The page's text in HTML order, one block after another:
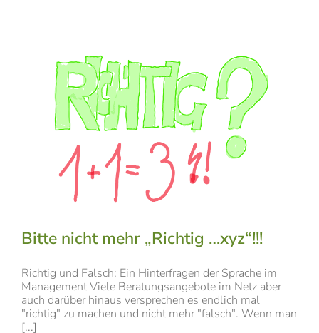
Bitte nicht mehr „Richtig …xyz“!!!
Richtig und Falsch: Ein Hinterfragen der Sprache im
Management Viele Beratungsangebote im Netz aber
auch darüber hinaus versprechen es endlich mal
"richtig" zu machen und nicht mehr "falsch". Wenn man
[...]